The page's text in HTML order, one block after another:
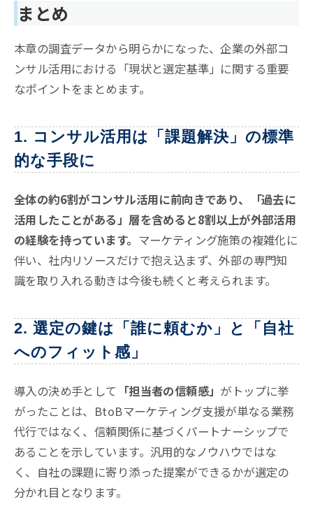
まとめ
本章の調査データから明らかになった、企業の外部コ
ンサル活用における「現状と選定基準」に関する重要
なポイントをまとめます。
1. コンサル活用は「課題解決」の標準
的な手段に
全体の約6割がコンサル活用に前向きであり、「過去に
活用したことがある」層を含めると8割以上が外部活用
の経験を持っています。 マーケティング施策の複雑化に
伴い、社内リソースだけで抱え込まず、外部の専門知
識を取り入れる動きは今後も続くと考えられます。
2. 選定の鍵は「誰に頼むか」と「自社
へのフィット感」
導入の決め手として 「担当者の信頼感」 がトップに挙
がったことは、BtoBマーケティング支援が単なる業務
代行ではなく、信頼関係に基づくパートナーシップで
あることを示しています。汎用的なノウハウではな
く、自社の課題に寄り添った提案ができるかが選定の
分かれ目となります。